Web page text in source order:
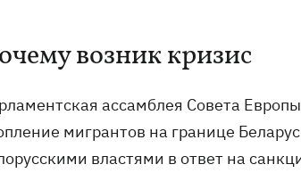
возник кризис
ассамблея Совета
мигрантов на границе
властями в ответ на